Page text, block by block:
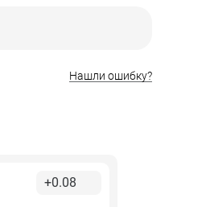
Нашли ошибку?
+0.08